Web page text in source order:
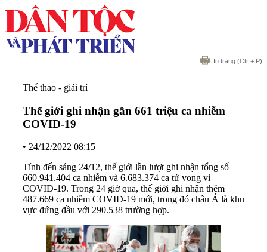
In trang (Ctr + P)
Thể thao - giải trí
Thế giới ghi nhận gần 661 triệu ca nhiễm
COVID-19
• 24/12/2022 08:15
Tính đến sáng 24/12, thế giới lần lượt ghi nhận tổng số
660.941.404 ca nhiễm và 6.683.374 ca tử vong vì
COVID-19. Trong 24 giờ qua, thế giới ghi nhận thêm
487.669 ca nhiễm COVID-19 mới, trong đó châu Á là khu
vực đứng đầu với 290.538 trường hợp.